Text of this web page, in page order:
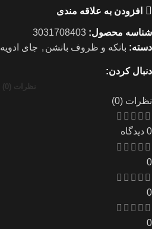
افزودن به علاقه مندی
شناسه محصول: 3031708403
دسته: بانکه و ظروف بانشن , جای ادویه
دنبال کردن:
نظرات (0)
نظرات (0)
0 دیدگاه
0
0
0